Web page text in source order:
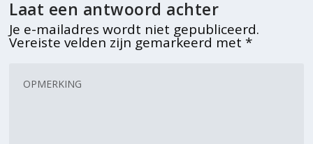
Laat een antwoord achter
Je e-mailadres wordt niet gepubliceerd.
Vereiste velden zijn gemarkeerd met *